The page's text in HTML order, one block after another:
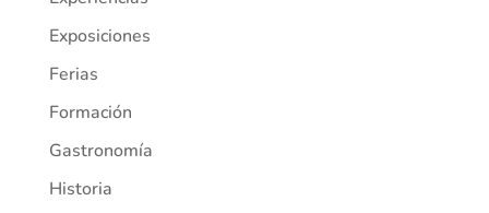
Exposiciones
Ferias
Formación
Gastronomía
Historia